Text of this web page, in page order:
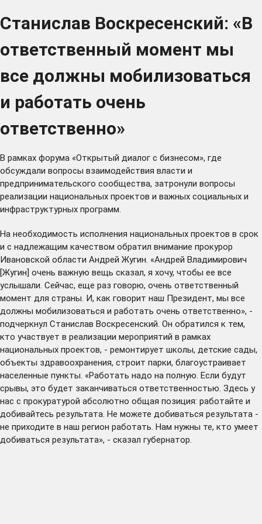
Станислав Воскресенский: «В
ответственный момент мы
все должны мобилизоваться
и работать очень
ответственно»
В рамках форума «Открытый диалог с бизнесом», где
обсуждали вопросы взаимодействия власти и
предпринимательского сообщества, затронули вопросы
реализации национальных проектов и важных социальных и
инфраструктурных программ.
На необходимость исполнения национальных проектов в срок
и с надлежащим качеством обратил внимание прокурор
Ивановской области Андрей Жугин. «Андрей Владимирович
[Жугин] очень важную вещь сказал, я хочу, чтобы ее все
услышали. Сейчас, еще раз говорю, очень ответственный
момент для страны. И, как говорит наш Президент, мы все
должны мобилизоваться и работать очень ответственно», -
подчеркнул Станислав Воскресенский. Он обратился к тем,
кто участвует в реализации мероприятий в рамках
национальных проектов, - ремонтирует школы, детские сады,
объекты здравоохранения, строит парки, благоустраивает
населенные пункты. «Работать надо на полную. Если будут
срывы, это будет заканчиваться ответственностью. Здесь у
нас с прокуратурой абсолютно общая позиция: работайте и
добивайтесь результата. Не можете добиваться результата -
не приходите в наш регион работать. Нам нужны те, кто умеет
добиваться результата», - сказал губернатор.